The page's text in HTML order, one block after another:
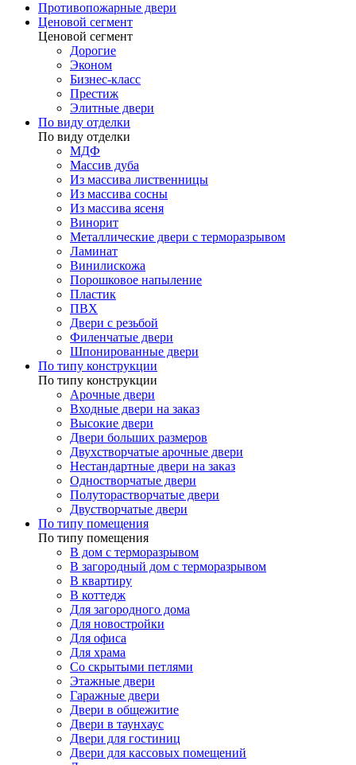
Противопожарные двери
Ценовой сегмент
Ценовой сегмент
Дорогие
Эконом
Бизнес-класс
Престиж
Элитные двери
По виду отделки
По виду отделки
МДФ
Массив дуба
Из массива лиственницы
Из массива сосны
Из массива ясеня
Винорит
Металлические двери с терморазрывом
Ламинат
Винилискожа
Порошковое напыление
Пластик
ПВХ
Двери с резьбой
Филенчатые двери
Шпонированные двери
По типу конструкции
По типу конструкции
Арочные двери
Входные двери на заказ
Высокие двери
Двери больших размеров
Двухстворчатые арочные двери
Нестандартные двери на заказ
Одностворчатые двери
Полуторастворчатые двери
Двустворчатые двери
По типу помещения
По типу помещения
В дом с терморазрывом
В загородный дом с терморазрывом
В квартиру
В коттедж
Для загородного дома
Для новостройки
Для офиса
Для храма
Со скрытыми петлями
Этажные двери
Гаражные двери
Двери в общежитие
Двери в таунхаус
Двери для гостиниц
Двери для кассовых помещений